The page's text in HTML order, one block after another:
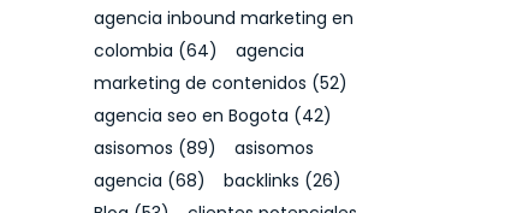
agencia inbound marketing en
colombia (64)
agencia
marketing de contenidos (52)
agencia seo en Bogota (42)
asisomos (89)
asisomos
agencia (68) backlinks (26)